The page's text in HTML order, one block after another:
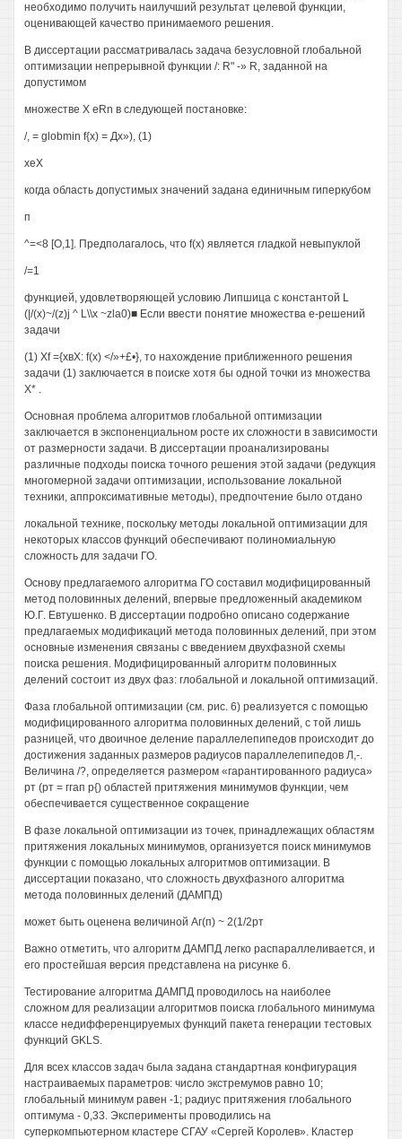
необходимо получить наилучший результат целевой функции,
оценивающей качество принимаемого решения.
В диссертации рассматривалась задача безусловной глобальной
оптимизации непрерывной функции /: R" -» R, заданной на
допустимом
множестве X eRn в следующей постановке:
/, = globmin f{x) = Дх»), (1)
хеХ
когда область допустимых значений задана единичным гиперкубом
п
^=<8 [О,1]. Предполагалось, что f(x) является гладкой невыпуклой
/=1
функцией, удовлетворяющей условию Липшица с константой L
(|/(х)~/(z)j ^ L\\x ~zla0)■ Если ввести понятие множества е-решений
задачи
(1) Xf ={хвХ: f(x) </»+£•}, то нахождение приближенного решения
задачи (1) заключается в поиске хотя бы одной точки из множества
X* .
Основная проблема алгоритмов глобальной оптимизации
заключается в экспоненциальном росте их сложности в зависимости
от размерности задачи. В диссертации проанализированы
различные подходы поиска точного решения этой задачи (редукция
многомерной задачи оптимизации, использование локальной
техники, аппроксимативные методы), предпочтение было отдано
локальной технике, поскольку методы локальной оптимизации для
некоторых классов функций обеспечивают полиномиальную
сложность для задачи ГО.
Основу предлагаемого алгоритма ГО составил модифицированный
метод половинных делений, впервые предложенный академиком
Ю.Г. Евтушенко. В диссертации подробно описано содержание
предлагаемых модификаций метода половинных делений, при этом
основные изменения связаны с введением двухфазной схемы
поиска решения. Модифицированный алгоритм половинных
делений состоит из двух фаз: глобальной и локальной оптимизаций.
Фаза глобальной оптимизации (см. рис. 6) реализуется с помощью
модифицированного алгоритма половинных делений, с той лишь
разницей, что двоичное деление параллелепипедов происходит до
достижения заданных размеров радиусов параллелепипедов Л,-.
Величина /?, определяется размером «гарантированного радиуса»
рт (рт = ггап р{) областей притяжения минимумов функции, чем
обеспечивается существенное сокращение
В фазе локальной оптимизации из точек, принадлежащих областям
притяжения локальных минимумов, организуется поиск минимумов
функции с помощью локальных алгоритмов оптимизации. В
диссертации показано, что сложность двухфазного алгоритма
метода половинных делений (ДАМПД)
может быть оценена величиной Аг(п) ~ 2(1/2рт
Важно отметить, что алгоритм ДАМПД легко распараллеливается, и
его простейшая версия представлена на рисунке 6.
Тестирование алгоритма ДАМПД проводилось на наиболее
сложном для реализации алгоритмов поиска глобального минимума
классе недифференцируемых функций пакета генерации тестовых
функций GKLS.
Для всех классов задач была задана стандартная конфигурация
настраиваемых параметров: число экстремумов равно 10;
глобальный минимум равен -1; радиус притяжения глобального
оптимума - 0,33. Эксперименты проводились на
суперкомпьютерном кластере СГАУ «Сергей Королев». Кластер